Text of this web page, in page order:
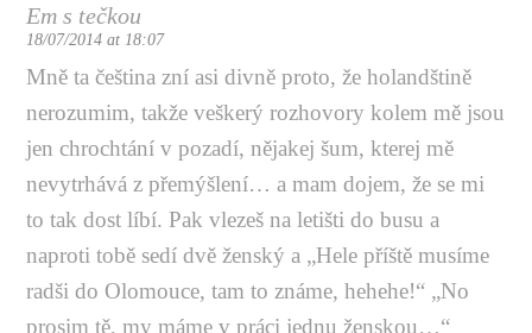
Em s tečkou
18/07/2014 at 18:07
Mně ta čeština zní asi divně proto, že holandštině
nerozumim, takže veškerý rozhovory kolem mě jsou
jen chrochtání v pozadí, nějakej šum, kterej mě
nevytrhává z přemýšlení… a mam dojem, že se mi
to tak dost líbí. Pak vlezeš na letišti do busu a
naproti tobě sedí dvě ženský a „Hele příště musíme
radši do Olomouce, tam to známe, hehehe!“ „No
prosim tě, my máme v práci jednu ženskou…“